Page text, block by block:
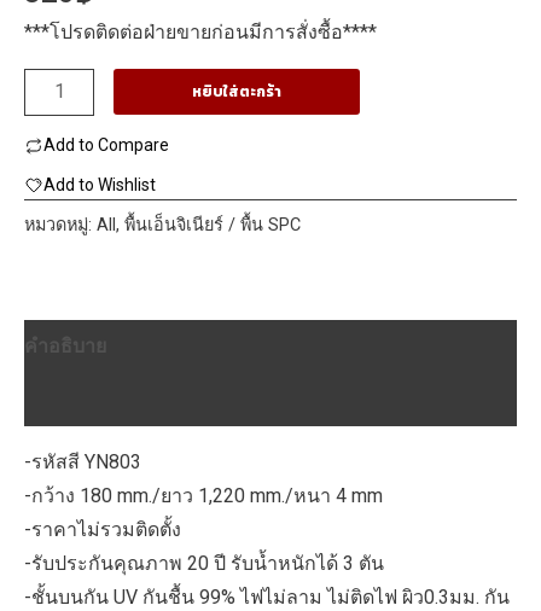
***โปรดติดต่อฝ่ายขายก่อนมีการสั่งซื้อ****
จำนวน
SPC
Click
Lock
YN803
หยิบใส่ตะกร้า
Add to Compare
Add to Wishlist
หมวดหมู่: All , พื้นเอ็นจิเนียร์ / พื้น SPC
คำอธิบาย
-รหัสสี YN803
-กว้าง 180 mm./ยาว 1,220 mm./หนา 4 mm
-ราคาไม่รวมติดตั้ง
-รับประกันคุณภาพ 20 ปี รับน้ำหนักได้ 3 ตัน
-ชั้นบนกัน UV กันชื้น 99% ไฟไม่ลาม ไม่ติดไฟ ผิว0.3มม. กัน